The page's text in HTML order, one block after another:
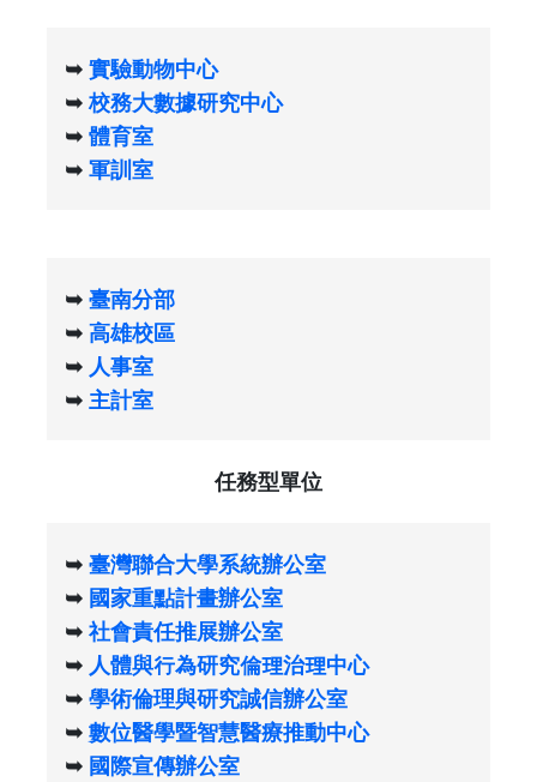
➥實驗動物中心
➥校務大數據研究中心
➥體育室
➥軍訓室
➥臺南分部
➥​​​​​​​高雄校區
➥​​​​​​​ 人事室
➥​​​​​​​主計室
任務型單位
➥臺灣聯合大學系統辦公室
➥ 國家重點計畫辦公室
➥社會責任推展辦公室
➥ 人體與行為研究倫理治理中心
➥學術倫理與研究誠信辦公室
➥數位醫學暨智慧醫療推動中心
➥ 國際宣傳辦公室